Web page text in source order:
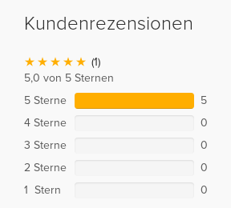
Kundenrezensionen
(1)
5,0 von 5 Sternen
5 Sterne
5
4 Sterne
0
3 Sterne
0
2 Sterne
0
1 Stern
0